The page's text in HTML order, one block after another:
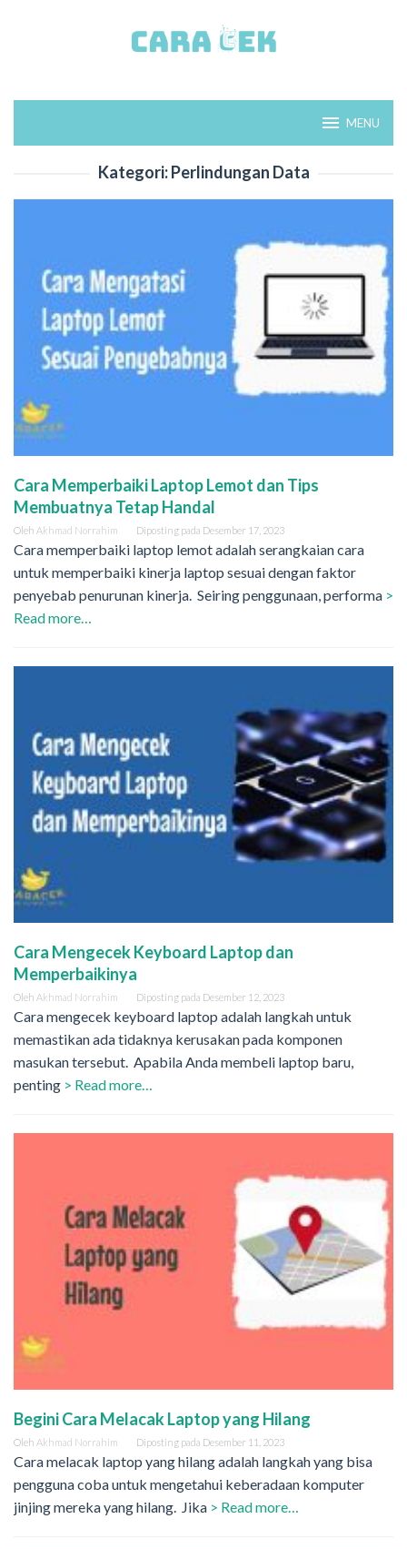
MENU
Kategori:Perlindungan Data
Cara Memperbaiki Laptop Lemot dan Tips
Membuatnya Tetap Handal
Oleh Akhmad Norrahim Diposting pada Desember 17, 2023
Cara memperbaiki laptop lemot adalah serangkaian cara
untuk memperbaiki kinerja laptop sesuai dengan faktor
penyebab penurunan kinerja. Seiring penggunaan, performa >
Read more…
Cara Mengecek Keyboard Laptop dan
Memperbaikinya
Oleh Akhmad Norrahim Diposting pada Desember 12, 2023
Cara mengecek keyboard laptop adalah langkah untuk
memastikan ada tidaknya kerusakan pada komponen
masukan tersebut. Apabila Anda membeli laptop baru,
penting > Read more…
Begini Cara Melacak Laptop yang Hilang
Oleh Akhmad Norrahim Diposting pada Desember 11, 2023
Cara melacak laptop yang hilang adalah langkah yang bisa
pengguna coba untuk mengetahui keberadaan komputer
jinjing mereka yang hilang. Jika > Read more…